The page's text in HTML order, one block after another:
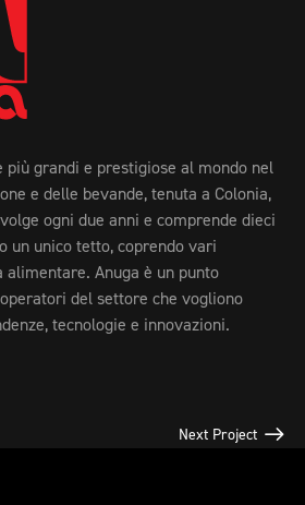
più grandi e prestigiose al mondo nel
e delle bevande, tenuta a Colonia,
ogni due anni e comprende dieci
un unico tetto, coprendo vari
alimentare. Anuga è un punto
del settore che vogliono
tecnologie e innovazioni.
Next Project